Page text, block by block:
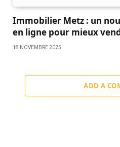
Immobilier Metz : un
en ligne pour mieux
18 NOVEMBRE 2025
ADD A